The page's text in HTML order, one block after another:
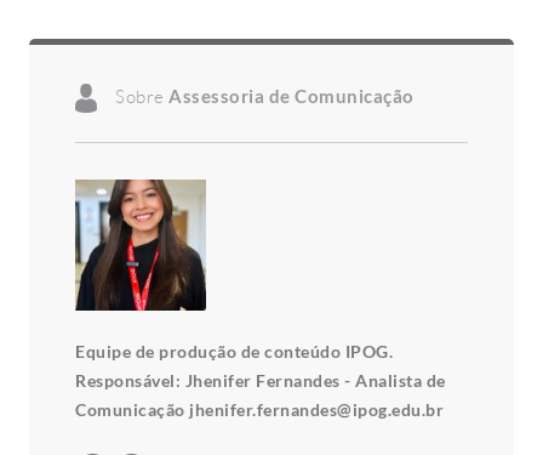
Sobre Assessoria de Comunicação
Equipe de produção de conteúdo IPOG.
Responsável: Jhenifer Fernandes - Analista de
Comunicação jhenifer.fernandes@ipog.edu.br